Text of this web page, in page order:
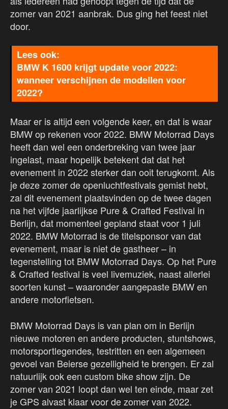
zomer van 2021 aanbrak. Dus ging het feest niet
door.
BMW K 1600 krijgt update voor 2022:
wanneer verschijnen de modellen voor
2022?
Maar er is altijd een volgende keer, en dat is waar
BMW op rekenen voor 2022. BMW Motorrad Days
heeft dan wel een onderbreking van twee jaar
ingelast, maar hopelijk betekent dat dat het
evenement in 2022 sterker dan ooit terugkomt. Als
je deze zomer de openluchtfestivals gemist hebt,
zal dit evenement plaatsvinden op de twee dagen
na het vijfde jaarlijkse Pure & Crafted Festival in
Berlijn, dat momenteel gepland staat voor 1 juli
2022. BMW Motorrad is de titelsponsor van dat
evenement, maar is niet de gastheer – in
tegenstelling tot BMW Motorrad Days. Op het Pure
& Crafted festival is veel livemuziek, naast allerlei
soorten kunst – waaronder aangepaste BMW en
andere motorfietsen.
BMW Motorrad Days is van plan om in Berlijn
nieuwe motoren en andere producten, stuntshows,
motorsportlegendes, testritten en een algemeen
gevoel van Beierse gezelligheid te brengen. Er zal
natuurlijk ook een custom bike show zijn. De
zomer van 2021 loopt dan wel ten einde, maar zet
je GPS alvast klaar voor de zomer van 2022.